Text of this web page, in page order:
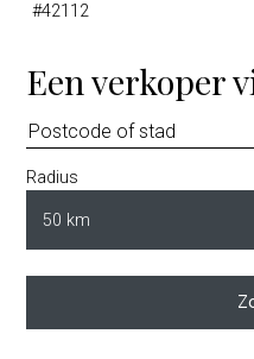
#42112
Een verkoper
Radius